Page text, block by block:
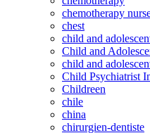
chemotherapy
chest
child and
Child and
child and
Child Psychiatrist
Childreen
chile
china
chirurgien-dentiste